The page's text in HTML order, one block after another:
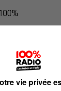
100%
vie privée